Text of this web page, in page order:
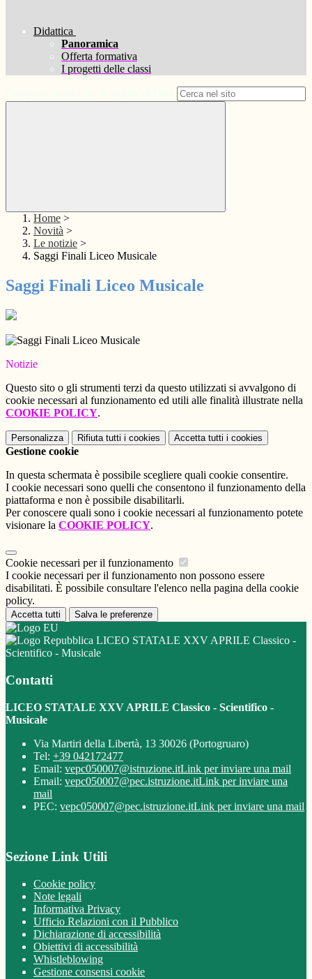
Didattica
Panoramica
Offerta formativa
I progetti delle classi
Home >
Novità >
Le notizie >
Saggi Finali Liceo Musicale
Saggi Finali Liceo Musicale
Notizie
Questo sito o gli strumenti terzi da questo utilizzati si avvalgono di
cookie necessari al funzionamento ed utili alle finalità illustrate nella
COOKIE POLICY.
Personalizza Rifiuta tutti i cookies Accetta tutti i cookies
Gestione cookie
In questa schermata è possibile scegliere quali cookie consentire.
I cookie necessari sono quelli che consentono il funzionamento della
piattaforma e non è possibile disabilitarli.
Per conoscere quali sono i cookie necessari al funzionamento potete
visionare la COOKIE POLICY.
Cookie necessari per il funzionamento
I cookie necessari per il funzionamento non possono essere
disabilitati. È possibile consultare l'elenco nella pagina della cookie
policy.
Accetta tutti Salva le preferenze
LICEO STATALE XXV APRILE Classico -
Scientifico - Musicale
Contatti
LICEO STATALE XXV APRILE Classico - Scientifico -
Musicale
Via Martiri della Libertà, 13 30026 (Portogruaro)
Tel: +39 042172477
Email: vepc050007@istruzione.itLink per inviare una mail
Email: vepc050007@pec.istruzione.itLink per inviare una
mail
PEC: vepc050007@pec.istruzione.itLink per inviare una mail
Sezione Link Utili
Cookie policy
Note legali
Informativa Privacy
Ufficio Relazioni con il Pubblico
Dichiarazione di accessibilità
Obiettivi di accessibilità
Whistleblowing
Gestione consensi cookie